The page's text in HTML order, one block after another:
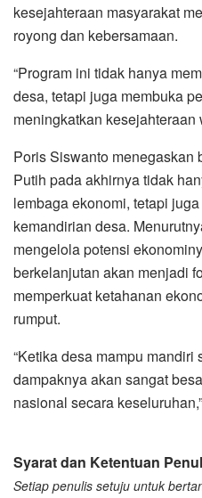
kesejahteraan masyarakat
royong dan kebersamaan.
“Program ini tidak hanya
desa, tetapi juga membuka
meningkatkan kesejahteraan
Poris Siswanto menegaskan
Putih pada akhirnya tidak
lembaga ekonomi, tetapi
kemandirian desa.
mengelola potensi
berkelanjutan akan menjadi
memperkuat ketahanan
rumput.
“Ketika desa mampu mandiri
dampaknya akan sangat
nasional secara
Syarat dan Ketentuan
Setiap penulis setuju untuk